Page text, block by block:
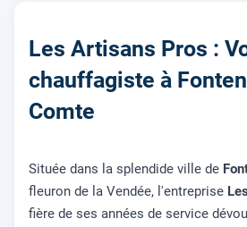
Les Artisans Pros :
chauffagiste à
Comte
Située dans la splendide ville de
fleuron de la Vendée, l'entreprise
fière de ses années de service